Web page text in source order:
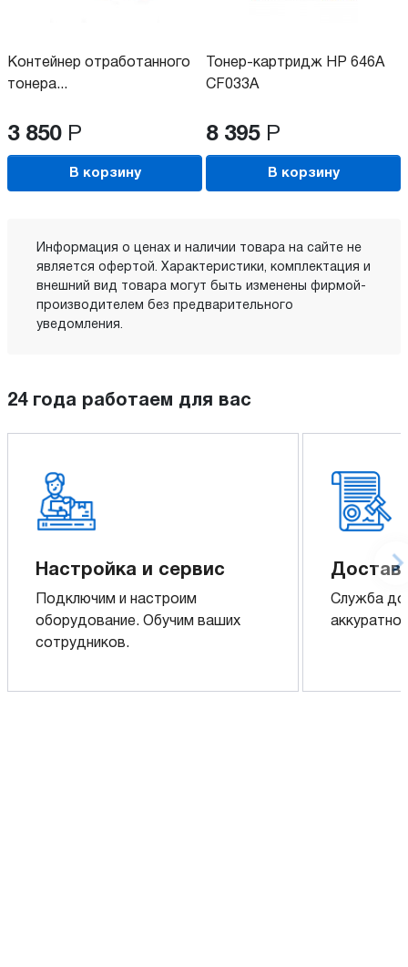
Контейнер отработанного
тонера...
3 850 Р
В корзину
Тонер-картридж HP 646A
CF033A
8 395 Р
В корзину
Информация о ценах и наличии товара на сайте не
является офертой. Характеристики, комплектация и
внешний вид товара могут быть изменены фирмой-
производителем без предварительного
уведомления.
24 года работаем для вас
Настройка и сервис
Подключим и настроим
оборудование. Обучим ваших
сотрудников.
Служба
аккуратно